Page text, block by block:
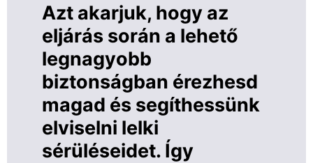
Azt akarjuk, hogy az
eljárás során a lehető
legnagyobb
biztonságban érezhesd
magad és segíthessünk
elviselni lelki
sérüléseidet. Így